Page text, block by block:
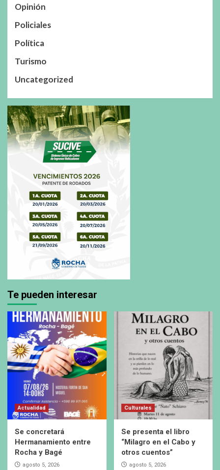
Opinión
Policiales
Política
Turismo
Uncategorized
Te pueden interesar
Actualidad
Se concretará
Hermanamiento entre
Rocha y Bagé
agosto 5, 2026
Culturales
Se presenta el libro
“Milagro en el Cabo y
otros cuentos”
agosto 5, 2026